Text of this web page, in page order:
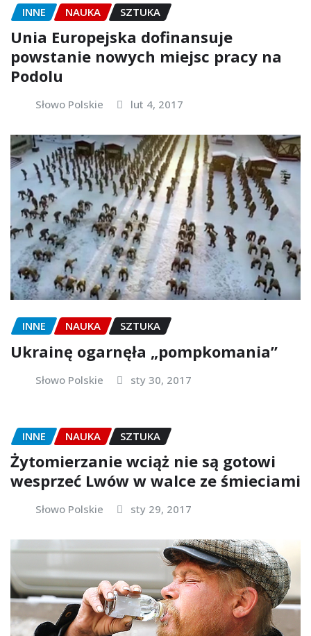
INNE NAUKA SZTUKA
Unia Europejska dofinansuje
powstanie nowych miejsc pracy na
Podolu
Słowo Polskie lut 4, 2017
INNE NAUKA SZTUKA
Ukrainę ogarnęła „pompkomania”
Słowo Polskie sty 30, 2017
INNE NAUKA SZTUKA
Żytomierzanie wciąż nie są gotowi
wesprzeć Lwów w walce ze śmieciami
Słowo Polskie sty 29, 2017